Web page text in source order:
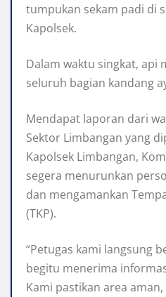
tumpukan sekam padi di
Kapolsek.
Dalam waktu singkat, api
seluruh bagian kandang
Mendapat laporan dari
Sektor Limbangan yang
Kapolsek Limbangan,
segera menurunkan
dan mengamankan
(TKP).
“Petugas kami langsung
begitu menerima
Kami pastikan area